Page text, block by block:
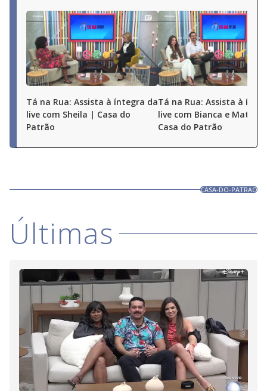
Tá na Rua: Assista à íntegra da
live com Sheila | Casa do
Patrão
Tá na Rua: Assista à
live com Bianca e
Casa do Patrão
CASA-DO-PATRAO
Últimas